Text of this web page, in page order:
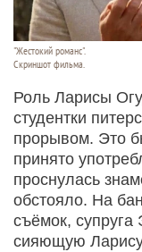
"Жестокий романс".
Скриншот фильма.
Роль Ларисы
студентки
прорывом. Это
принято
проснулась
обстояло. На
съёмок,
сияющую